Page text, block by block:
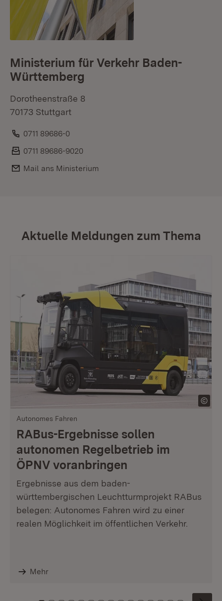
Ministerium für Verkehr Baden-
Württemberg
Dorotheenstraße 8
70173 Stuttgart
Telefon:
0711 89686-0
Fax:
0711 89686-9020
E-Mail:
Mail ans Ministerium
Aktuelle Meldungen zum Thema
Autonomes Fahren
RABus-Ergebnisse sollen
autonomen Regelbetrieb im
ÖPNV voranbringen
Ergebnisse aus dem baden-
württembergischen Leuchtturmprojekt RABus
belegen: Autonomes Fahren wird zu einer
realen Möglichkeit im öffentlichen Verkehr.
Mehr